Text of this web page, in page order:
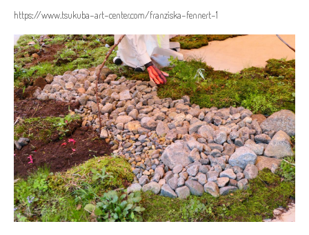
https://www.tsukuba-art-center.com/franziska-fennert-1